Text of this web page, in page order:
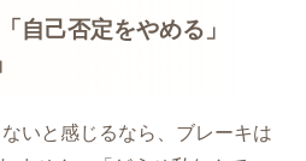
自己否定をやめる」
いと感じるなら、ブレーキは